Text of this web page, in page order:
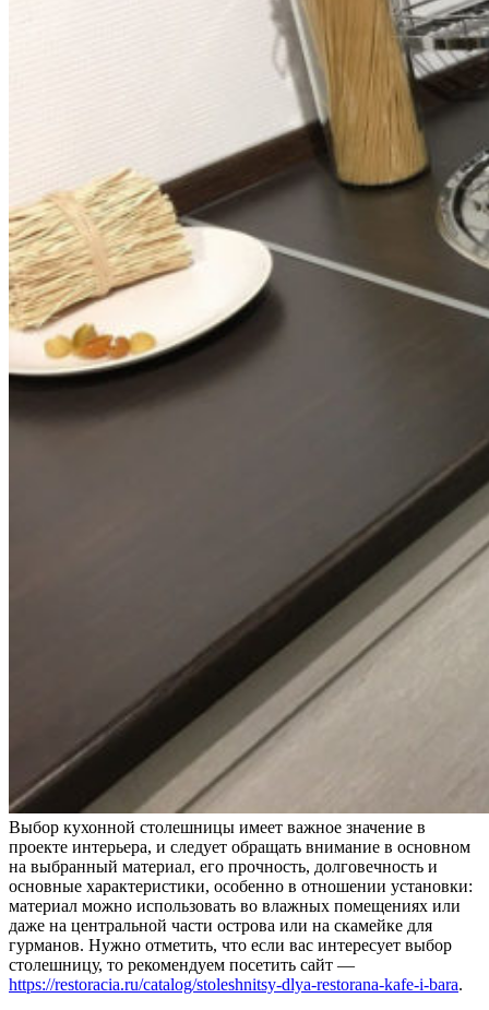
Выбор кухонной столешницы имеет важное значение в
проекте интерьера, и следует обращать внимание в основном
на выбранный материал, его прочность, долговечность и
основные характеристики, особенно в отношении установки:
материал можно использовать во влажных помещениях или
даже на центральной части острова или на скамейке для
гурманов. Нужно отметить, что если вас интересует выбор
столешницу, то рекомендуем посетить сайт —
https://restoracia.ru/catalog/stoleshnitsy-dlya-restorana-kafe-i-bara.